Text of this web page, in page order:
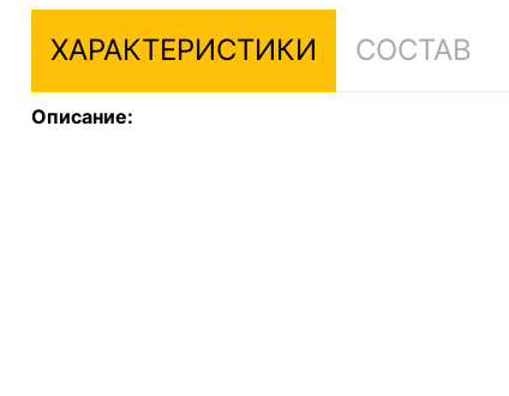
ХАРАКТЕРИСТИКИ СОСТАВ
Описание: